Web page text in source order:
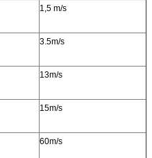
1,5 m/s
3.5m/s
13m/s
15m/s
60m/s